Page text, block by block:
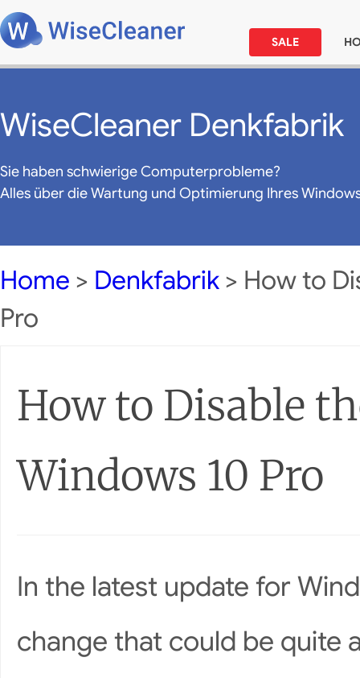
SALE
WiseCleaner Denkfabrik
Sie haben schwierige Computerprobleme?
Alles über die Wartung und Optimierung Ihres
Home > Denkfabrik > How to
Pro
How to Disable
Windows 10 Pro
In the latest update for
change that could be quite